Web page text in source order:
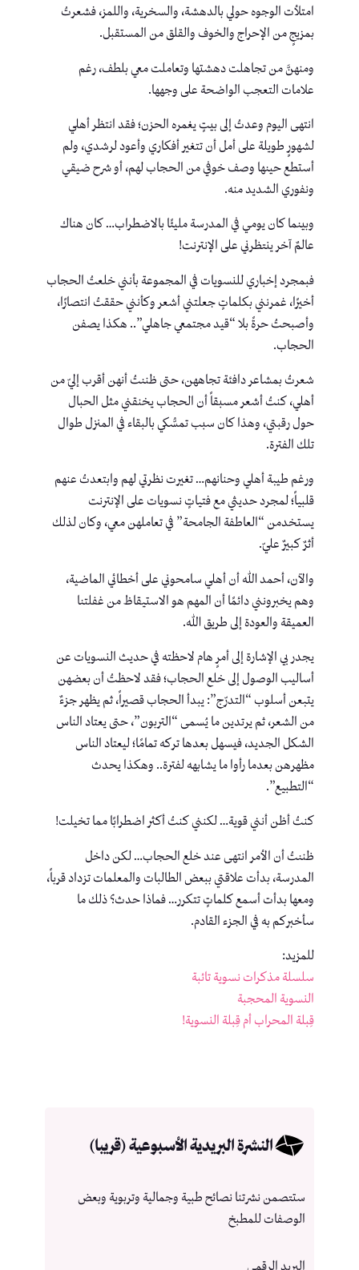
امتلأت الوجوه حولي بالدهشة، والسخرية، واللمز، فشعرتُ
بمزيجٍ من الإحراج والخوف والقلق من المستقبل.
ومنهنَّ من تجاهلت دهشتها وتعاملت معي بلطف، رغم
علامات التعجب الواضحة على وجهها.
انتهى اليوم وعدتُ إلى بيتٍ يغمره الحزن؛ فقد انتظر أهلي
لشهورٍ طويلة على أمل أن تتغير أفكاري وأعود لرشدي، ولم
أستطع حينها وصف خوفي من الحجاب لهم، أو شرح ضيقي
ونفوري الشديد منه.
وبينما كان يومي في المدرسة مليئًا بالاضطراب… كان هناك
عالمٌ آخر ينتظرني على الإنترنت!
فبمجرد إخباري للنسويات في المجموعة بأنني خلعتُ الحجاب
أخيرًا، غمرنني بكلماتٍ جعلتني أشعر وكأنني حققتُ انتصارًا،
وأصبحتُ حرةً بلا “قيد مجتمعي جاهلي”.. هكذا يصفن
الحجاب.
شعرتُ بمشاعر دافئة تجاههن، حتى ظننتُ أنهن أقرب إليّ من
أهلي، كنتُ أشعر مسبقاً أن الحجاب يخنقني مثل الحبال
حول رقبتي، وهذا كان سبب تمسُّكي بالبقاء في المنزل طوال
تلك الفترة.
ورغم طيبة أهلي وحنانهم… تغيرت نظرتي لهم وابتعدتُ عنهم
قلبياً؛ لمجرد حديثي مع فتياتٍ نسويات على الإنترنت
يستخدمن “العاطفة الجامحة” في تعاملهن معي، وكان لذلك
أثرٌ كبيرٌ عليّ.
والآن، أحمد الله أن أهلي سامحوني على أخطائي الماضية،
وهم يخبرونني دائمًا أن المهم هو الاستيقاظ من غفلتنا
العميقة والعودة إلى طريق الله.
يجدر بي الإشارة إلى أمرٍ هام لاحظته في حديث النسويات عن
أساليب الوصول إلى خلع الحجاب؛ فقد لاحظتُ أن بعضهن
يتبعن أسلوب “التدرّج”: يبدأ الحجاب قصيراً، ثم يظهر جزءٌ
من الشعر، ثم يرتدين ما يُسمى “التربون”، حتى يعتاد الناس
الشكل الجديد، فيسهل بعدها تركه تمامًا؛ ليعتاد الناس
مظهرهن بعدما رأوا ما يشابهه لفترة.. وهكذا يحدث
“التطبيع”.
كنتُ أظن أنني قوية… لكنني كنتُ أكثر اضطرابًا مما تخيلت!
ظننتُ أن الأمر انتهى عند خلع الحجاب… لكن داخل
المدرسة، بدأت علاقتي ببعض الطالبات والمعلمات تزداد قرباً،
ومعها بدأت أسمع كلماتٍ تتكرر… فماذا حدث؟ ذلك ما
سأخبركم به في الجزء القادم.
للمزيد:
سلسلة مذكرات نسوية تائبة
النسوية المحجبة
قِبلة المحراب أم قِبلة النسوية!
النشرة البريدية الأسبوعية (قريبا)
ستتصمن نشرتنا نصائح طبية وجمالية وتربوية وبعض
الوصفات للمطبخ
البريد الرقمي